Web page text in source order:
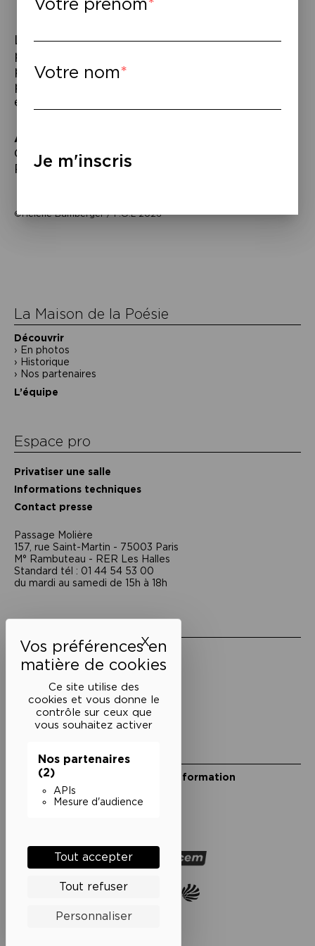
Ce site utilise des
cookies et vous donne le
contrôle sur ceux que
vous souhaitez activer
Nos partenaires
(2)
APIs
Mesure d'audience
Tout accepter
Tout refuser
Personnaliser
XMasquer le bandeau des
La fable intime s’inscrit dans une histoire
plus vaste. Où les individus n’ont parfois
pas d’autre choix que celui d’une vie
précaire, dans une pension qui abrite des
étrangers et des réfugiés.
À lire
Célia Houdart,
Notre-Dame-des-Anges
P.O.L, 2026
©Hélène Bamberger / P.O.L 2026
La Maison de la Poésie
Découvrir
En photos
Historique
Nos partenaires
L’équipe
Espace pro
Privatiser une salle
Informations techniques
Contact presse
Passage Moliėre
157, rue Saint-Martin - 75003 Paris
M° Rambuteau - RER Les Halles
Standard tél : 01 44 54 53 00
du mardi au samedi de 15h à 18h
Mentions légales
Politique de confidentialité
Conditions générales de vente
Cookies
Restons en lien
Inscrivez-vous à notre lettre d’information
Suivez-nous sur les réseaux
Votre nom
Je m'inscris